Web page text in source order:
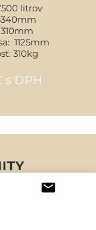
litrov
1125mm
310kg
s DPH
zeminou: